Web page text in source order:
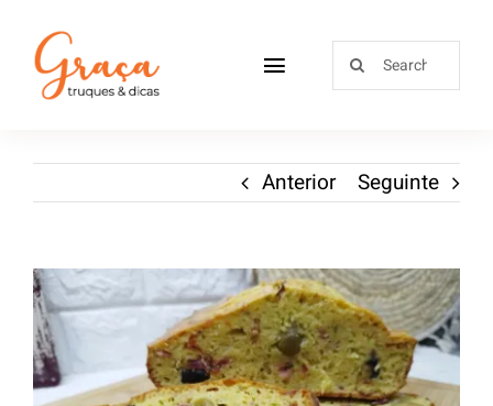
Receitas
Sobre
Loja
Blog
Anterior Seguinte